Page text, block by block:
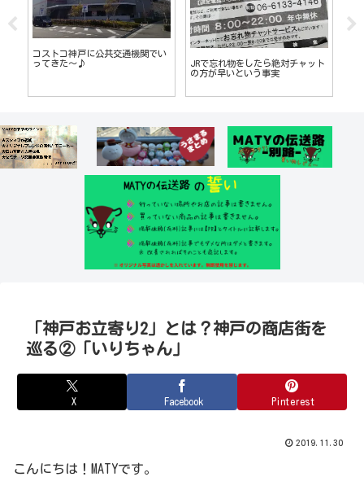
コストコ神戸に公共交通機関でい
ってきた～♪
JRで忘れ物をしたら絶対チャット
の方が早いという事実
「神戸お立寄り2」とは？神戸の商店街を
巡る②「いりちゃん」
X Facebook Pinterest
2019.11.30
こんにちは！MATYです。